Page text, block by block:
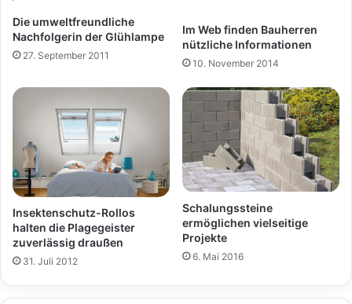
Die umweltfreundliche
Nachfolgerin der Glühlampe
27. September 2011
Im Web finden Bauherren
nützliche Informationen
10. November 2014
Insektenschutz-Rollos
halten die Plagegeister
zuverlässig draußen
31. Juli 2012
Schalungssteine
ermöglichen vielseitige
Projekte
6. Mai 2016